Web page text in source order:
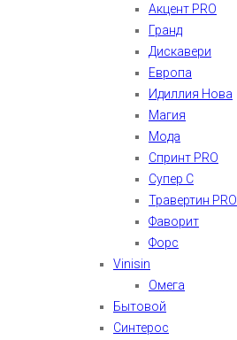
Акцент PRO
Гранд
Дискавери
Европа
Идиллия Нова
Магия
Мода
Спринт PRO
Супер С
Травертин PRO
Фаворит
Форс
Vinisin
Омега
Бытовой
Синтерос